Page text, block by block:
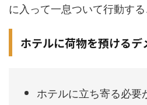
に入って一息ついて行動する
ホテルに荷物を預けるデ
ホテルに立ち寄る必要